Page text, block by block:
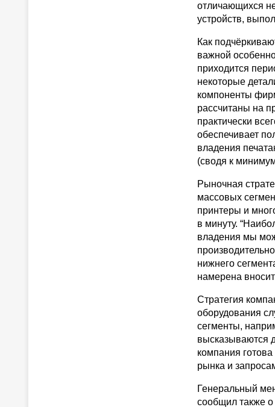
отличающихся
устройств,
Как
важной
приходится
некоторые
компоненты
рассчитаны на
практически
обеспечивает
владения
(сводя к
Рыночная
массовых
принтеры и
в минуту.
владения мы
нижнего
намерена
Стратегия
оборудования
сегменты,
высказываются
компания
рынка и
Генеральный
сообщил также о